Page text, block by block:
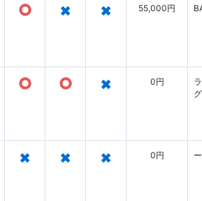
○ × × 55,000円
○ ○ × 0円
× × × 0円 ー